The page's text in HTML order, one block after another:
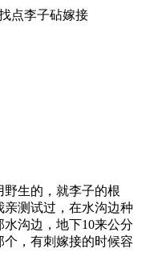
点李子砧嫁接
生的，就李子的根
测试过，在水沟边种
沟边，地下10来公分
，有刺嫁接的时候容